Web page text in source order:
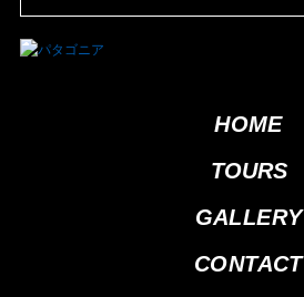
HOME
TOURS
GALLERY
CONTACT